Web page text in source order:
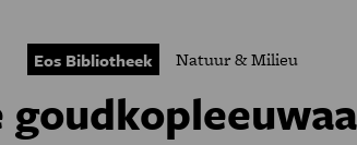
Eos Bibliotheek Natuur & Milieu